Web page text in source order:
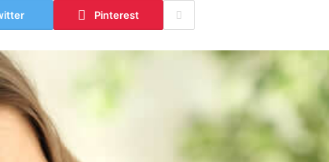
Pinterest